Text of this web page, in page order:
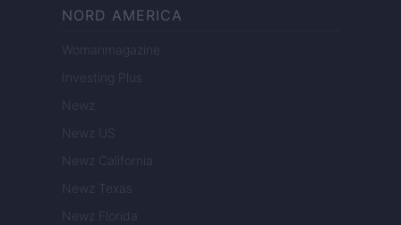
NORD AMERICA
Womanmagazine
Investing Plus
Newz
Newz US
Newz California
Newz Texas
Newz Florida